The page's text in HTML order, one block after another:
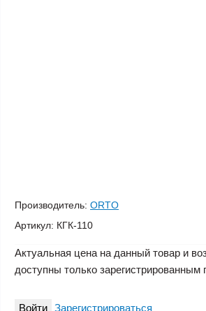
Производитель: ORTO
Артикул: КГК-110
Актуальная цена на данный товар и
доступны только зарегистрированным
Войти Зарегистрироваться